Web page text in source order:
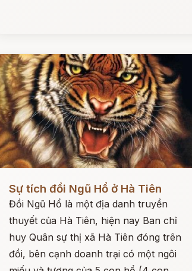
Sự tích đồi Ngũ Hổ ở Hà Tiên
Đồi Ngũ Hổ là một địa danh truyền
thuyết của Hà Tiên, hiện nay Ban chỉ
huy Quân sự thị xã Hà Tiên đóng trên
đồi, bên cạnh doanh trại có một ngôi